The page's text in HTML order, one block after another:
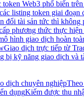
token Web3 phổ biến
listing token giai đoạn
đổi tài sản tức thì không
phương thức thực
hình giao dịch hoàn
Giao dịch trực tiếp từ
bị kỹ năng giao dịch và
dịch chuyên nghiệp
dụngKiếm được thu